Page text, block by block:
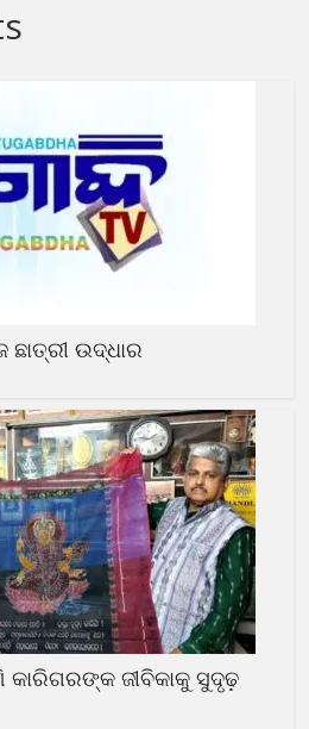
ଛାତ୍ରୀ ଉଦ୍ଧାର
କାରିଗରଙ୍କ ଜୀବିକାକୁ ସୁଦୃଢ଼